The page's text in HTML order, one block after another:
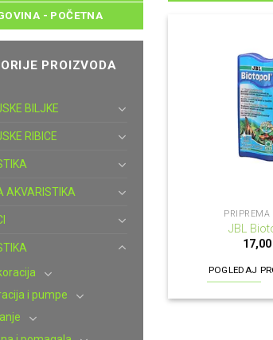
- POČETNA
PROIZVODA
BILJKE
RIBICE
AKVARISTIKA
i pumpe
PRIPREMA
JBL
17,00
POGLEDAJ